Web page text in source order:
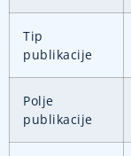
Tip
publikacije
Polje
publikacije